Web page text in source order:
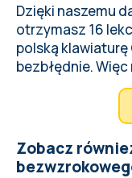
Dzięki naszemu
otrzymasz 16
polską klawiaturę
bezbłędnie.
Zobacz